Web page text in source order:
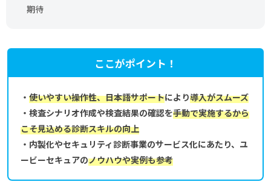
期待
ここがポイント！
・ 使いやすい操作性、日本語サポートにより導入がスムーズ
・検査シナリオ作成や検査結果の確認を手動で実施するから
こそ見込める診断スキルの向上
・内製化やセキュリティ診断事業のサービス化にあたり、ユ
ービーセキュアのノウハウや実例も参考